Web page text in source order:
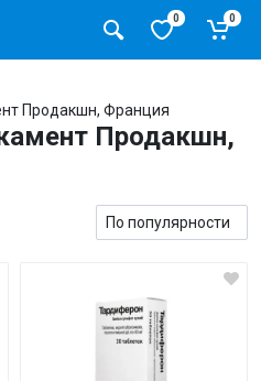
0 0
Продакшн, Франция
Продакшн,